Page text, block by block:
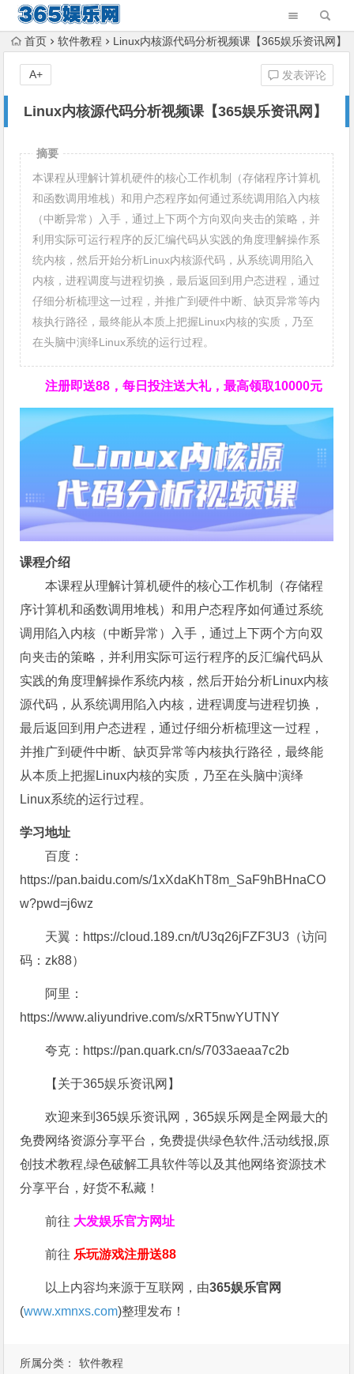
首页 软件教程 Linux内核源代码分析视频课【365娱乐资讯网】
Linux内核源代码分析视频课【365娱乐资讯网】
发表评论
A+
所属分类： 软件教程
摘要
本课程从理解计算机硬件的核心工作机制（存储程序计算机
和函数调用堆栈）和用户态程序如何通过系统调用陷入内核
（中断异常）入手，通过上下两个方向双向夹击的策略，并
利用实际可运行程序的反汇编代码从实践的角度理解操作系
统内核，然后开始分析Linux内核源代码，从系统调用陷入
内核，进程调度与进程切换，最后返回到用户态进程，通过
仔细分析梳理这一过程，并推广到硬件中断、缺页异常等内
核执行路径，最终能从本质上把握Linux内核的实质，乃至
在头脑中演绎Linux系统的运行过程。
注册即送88，每日投注送大礼，最高领取10000元
课程介绍
本课程从理解计算机硬件的核心工作机制（存储程
序计算机和函数调用堆栈）和用户态程序如何通过系统
调用陷入内核（中断异常）入手，通过上下两个方向双
向夹击的策略，并利用实际可运行程序的反汇编代码从
实践的角度理解操作系统内核，然后开始分析Linux内核
源代码，从系统调用陷入内核，进程调度与进程切换，
最后返回到用户态进程，通过仔细分析梳理这一过程，
并推广到硬件中断、缺页异常等内核执行路径，最终能
从本质上把握Linux内核的实质，乃至在头脑中演绎
Linux系统的运行过程。
学习地址
百度：
https://pan.baidu.com/s/1xXdaKhT8m_SaF9hBHnaCO
w?pwd=j6wz
天翼：https://cloud.189.cn/t/U3q26jFZF3U3（访问
码：zk88）
阿里：
https://www.aliyundrive.com/s/xRT5nwYUTNY
夸克：https://pan.quark.cn/s/7033aeaa7c2b
【关于365娱乐资讯网】
欢迎来到365娱乐资讯网，365娱乐网是全网最大的
免费网络资源分享平台，免费提供绿色软件,活动线报,原
创技术教程,绿色破解工具软件等以及其他网络资源技术
分享平台，好货不私藏！
前往 大发娱乐官方网址
前往 乐玩游戏注册送88
以上内容均来源于互联网，由365娱乐官网
(www.xmnxs.com)整理发布！